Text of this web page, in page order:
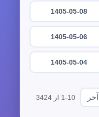
1405-05-08
1405-05-06
1405-05-04
آخر 1-10 از 3424